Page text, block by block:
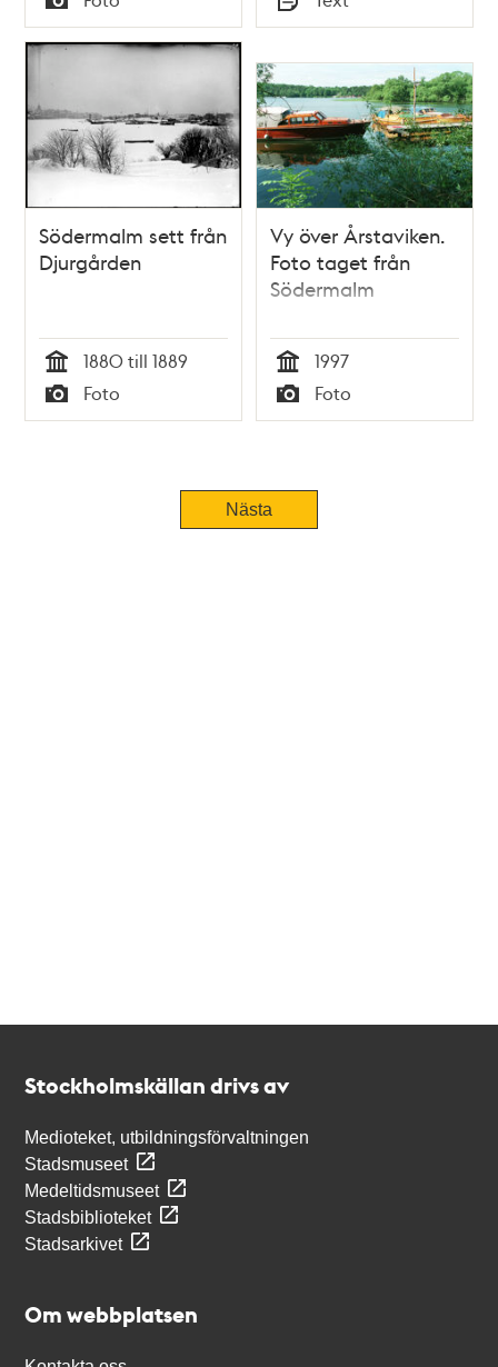
Typ Typ
Södermalm sett från
Djurgården
Tid
1880 till 1889
Typ
Foto
Vy över Årstaviken.
Foto taget från
Södermalm
Tid
1997
Typ
Foto
TidigareNästa
Stockholmskällan drivs av
Medioteket, utbildningsförvaltningen
Stadsmuseet
Medeltidsmuseet
Stadsbiblioteket
Stadsarkivet
Om webbplatsen